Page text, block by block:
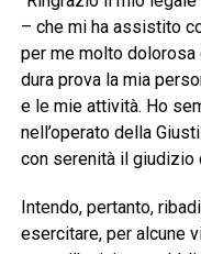
– che mi ha assistito
per me molto dolorosa
dura prova la mia
e le mie attività. Ho
nell’operato della
con serenità il giudizio
Intendo, pertanto,
esercitare, per alcune